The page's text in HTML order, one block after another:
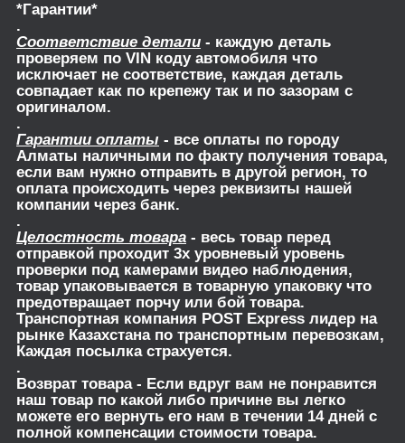
*Гарантии*
.
Соответствие детали - каждую деталь
проверяем по VIN коду автомобиля что
исключает не соответствие, каждая деталь
совпадает как по крепежу так и по зазорам с
оригиналом.
.
Гарантии оплаты - все оплаты по городу
Алматы наличными по факту получения товара,
если вам нужно отправить в другой регион, то
оплата происходить через реквизиты нашей
компании через банк.
.
Целостность товара - весь товар перед
отправкой проходит 3х уровневый уровень
проверки под камерами видео наблюдения,
товар упаковывается в товарную упаковку что
предотвращает порчу или бой товара.
Транспортная компания POST Express лидер на
рынке Казахстана по транспортным перевозкам,
Каждая посылка страхуется.
.
Возврат товара- Если вдруг вам не понравится
наш товар по какой либо причине вы легко
можете его вернуть его нам в течении 14 дней с
полной компенсации стоимости товара.